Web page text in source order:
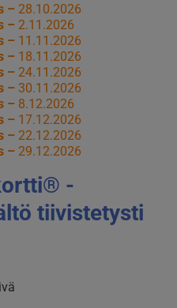
– 28.10.2026
– 2.11.2026
– 11.11.2026
– 18.11.2026
– 24.11.2026
– 30.11.2026
– 8.12.2026
– 17.12.2026
– 22.12.2026
– 29.12.2026
-
tiivistetysti